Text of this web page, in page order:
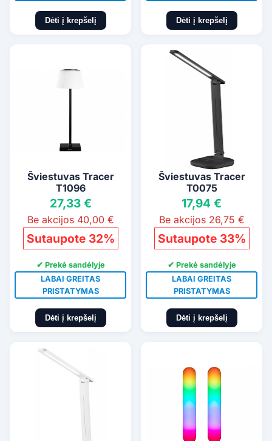
Dėti į krepšelį Dėti į krepšelį
Šviestuvas Tracer
T1096
27,33 €
Be akcijos 40,00 €
Sutaupote 32%
✔ Prekė sandėlyje
LABAI GREITAS
PRISTATYMAS
Dėti į krepšelį
Šviestuvas Tracer
T0075
17,94 €
Be akcijos 26,75 €
Sutaupote 33%
✔ Prekė sandėlyje
LABAI GREITAS
PRISTATYMAS
Dėti į krepšelį